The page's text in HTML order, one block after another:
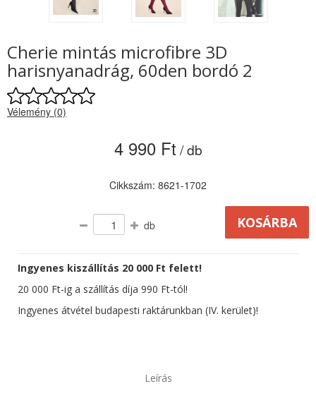
Cherie mintás microfibre 3D
harisnyanadrág, 60den bordó 2
Vélemény (0)
4 990 Ft / db
Cikkszám: 8621-1702
db
Ingyenes kiszállítás 20 000 Ft felett!
20 000 Ft-ig a szállítás díja 990 Ft-tól!
Ingyenes átvétel budapesti raktárunkban (IV. kerület)!
Leírás